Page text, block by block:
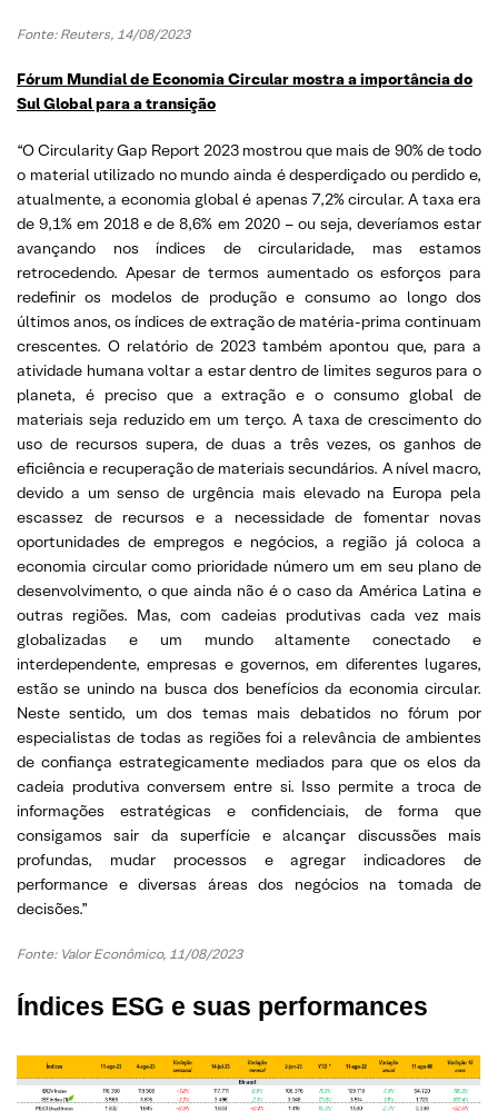
Fonte: Reuters, 14/08/2023
Fórum Mundial de Economia Circular mostra a importância do
Sul Global para a transição
“O Circularity Gap Report 2023 mostrou que mais de 90% de todo
o material utilizado no mundo ainda é desperdiçado ou perdido e,
atualmente, a economia global é apenas 7,2% circular. A taxa era
de 9,1% em 2018 e de 8,6% em 2020 – ou seja, deveríamos estar
avançando nos índices de circularidade, mas estamos
retrocedendo. Apesar de termos aumentado os esforços para
redefinir os modelos de produção e consumo ao longo dos
últimos anos, os índices de extração de matéria-prima continuam
crescentes. O relatório de 2023 também apontou que, para a
atividade humana voltar a estar dentro de limites seguros para o
planeta, é preciso que a extração e o consumo global de
materiais seja reduzido em um terço. A taxa de crescimento do
uso de recursos supera, de duas a três vezes, os ganhos de
eficiência e recuperação de materiais secundários. A nível macro,
devido a um senso de urgência mais elevado na Europa pela
escassez de recursos e a necessidade de fomentar novas
oportunidades de empregos e negócios, a região já coloca a
economia circular como prioridade número um em seu plano de
desenvolvimento, o que ainda não é o caso da América Latina e
outras regiões. Mas, com cadeias produtivas cada vez mais
globalizadas e um mundo altamente conectado e
interdependente, empresas e governos, em diferentes lugares,
estão se unindo na busca dos benefícios da economia circular.
Neste sentido, um dos temas mais debatidos no fórum por
especialistas de todas as regiões foi a relevância de ambientes
de confiança estrategicamente mediados para que os elos da
cadeia produtiva conversem entre si. Isso permite a troca de
informações estratégicas e confidenciais, de forma que
consigamos sair da superfície e alcançar discussões mais
profundas, mudar processos e agregar indicadores de
performance e diversas áreas dos negócios na tomada de
decisões.”
Fonte: Valor Econômico, 11/08/2023
Índices ESG e suas performances